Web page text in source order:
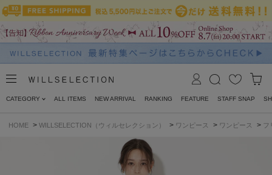
CATEGORY ALL ITEMS NEW ARRIVAL RANKING FEATURE STAFF SNAP
HOME > WILLSELECTION（ウィルセレクション） > ワンピース > ワンピース > フ